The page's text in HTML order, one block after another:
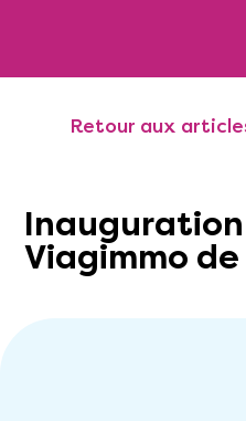
Retour aux
Inauguration de l’agence
Viagimmo de